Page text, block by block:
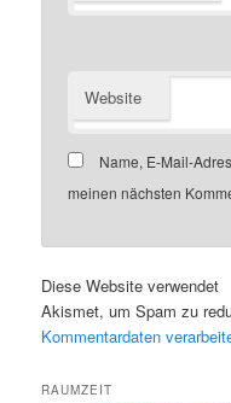
Website
Name, E-Mail-
meinen nächsten
Diese Website verwendet
Akismet, um Spam zu
Kommentardaten
RAUMZEIT